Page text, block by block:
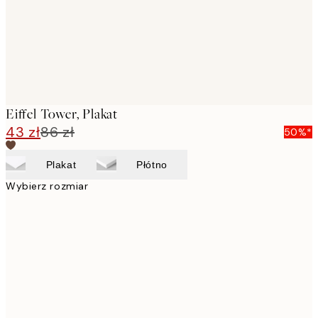
Eiffel Tower, Plakat
43 zł86 zł 50%*
Plakat Płótno
Wybierz rozmiar